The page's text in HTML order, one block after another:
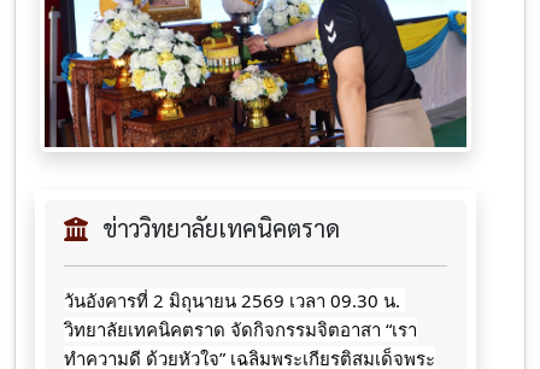
ข่าววิทยาลัยเทคนิคตราด
วันอังคารที่ 2 มิถุนายน 2569 เวลา 09.30 น.
วิทยาลัยเทคนิคตราด จัดกิจกรรมจิตอาสา “เรา
ทำความดี ด้วยหัวใจ” เฉลิมพระเกียรติสมเด็จพระ